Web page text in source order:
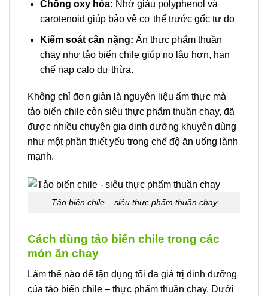
Chống oxy hóa: Nhờ giàu polyphenol và
carotenoid giúp bảo vệ cơ thể trước gốc tự do
Kiểm soát cân nặng: Ăn thực phẩm thuần
chay như tảo biển chile giúp no lâu hơn, hạn
chế nạp calo dư thừa.
Không chỉ đơn giản là nguyên liệu ẩm thực mà
tảo biển chile còn siêu thực phẩm thuần chay, đã
được nhiều chuyên gia dinh dưỡng khuyên dùng
như một phần thiết yếu trong chế độ ăn uống lành
mạnh.
Tảo biển chile – siêu thực phẩm thuần chay
Cách dùng tảo biển chile trong các
món ăn chay
Làm thế nào để tận dụng tối đa giá trị dinh dưỡng
của tảo biển chile – thực phẩm thuần chay. Dưới